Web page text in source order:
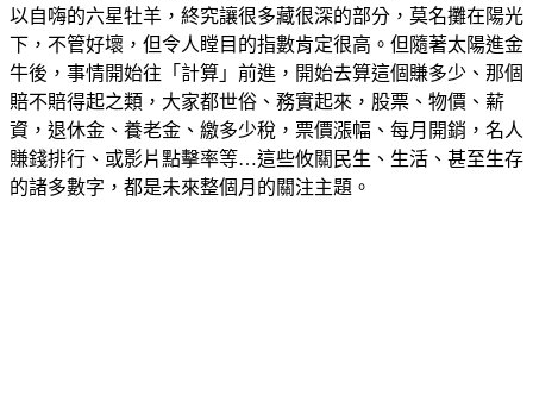
以自嗨的六星牡羊，終究讓很多藏很深的部分，莫名攤在陽光
下，不管好壞，但令人瞠目的指數肯定很高。但隨著太陽進金
牛後，事情開始往「計算」前進，開始去算這個賺多少、那個
賠不賠得起之類，大家都世俗、務實起來，股票、物價、薪
資，退休金、養老金、繳多少稅，票價漲幅、每月開銷，名人
賺錢排行、或影片點擊率等…這些攸關民生、生活、甚至生存
的諸多數字，都是未來整個月的關注主題。